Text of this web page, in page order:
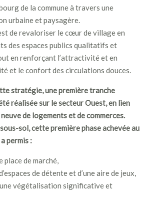
de la commune à travers une
urbaine et paysagère.
de revaloriser le cœur de village en
des espaces publics qualitatifs et
en renforçant l’attractivité et en
et le confort des circulations douces.
stratégie, une première tranche
réalisée sur le secteur Ouest, en lien
de logements et de commerces.
sol, cette première phase achevée au
permis :
place de marché,
de détente et d’une aire de jeux,
végétalisation significative et